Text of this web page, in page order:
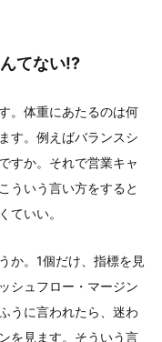
てない!?
。体重にあたるのは何
す。例えばバランスシ
すか。それで営業キャ
ういう言い方をすると
ていい。
か。1個だけ、指標を見
シュフロー・マージン
うに言われたら、迷わ
を見ます。そういう言